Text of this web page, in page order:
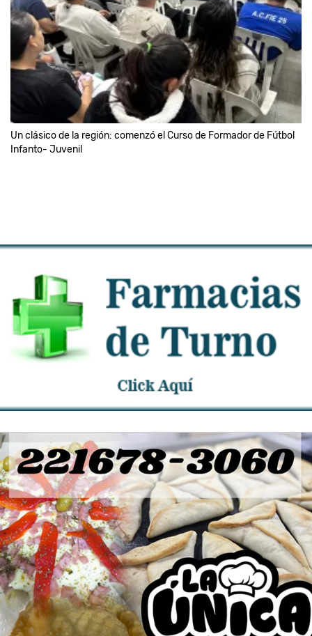
Un clásico de la región: comenzó el Curso de Formador de Fútbol
Infanto- Juvenil